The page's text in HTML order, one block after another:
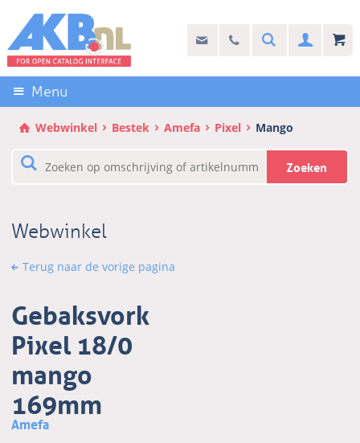
links
over
Direct
naar
de
inhoud
naar
info@akb.nl
Stel uw vraag
030 69 50 814Search
Menu
Webwinkel Bestek Amefa Pixel Mango
Zoeken
Webwinkel
Terug naar de vorige pagina
Gebaksvork
Pixel 18/0
mango
169mm
Amefa